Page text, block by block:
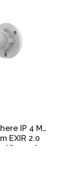
IP 4 MP
EXIR 2.0